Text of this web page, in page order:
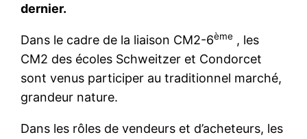
dernier.
Dans le cadre de la liaison CM2-6ème , les
CM2 des écoles Schweitzer et Condorcet
sont venus participer au traditionnel marché,
grandeur nature.
Dans les rôles de vendeurs et d’acheteurs, les